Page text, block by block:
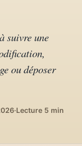
suivre une
ou déposer
·Lecture 5 min